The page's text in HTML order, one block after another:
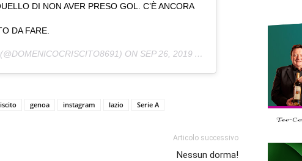
DI NON AVER PRESO GOL. C’È ANCORA
DA FARE.
(@DOMENICOCRISCITO8691) ON SEP 26, 2019 AT 3:57AM PDT
genoa instagram lazio Serie A
Articolo successivo
Nessun dorma!